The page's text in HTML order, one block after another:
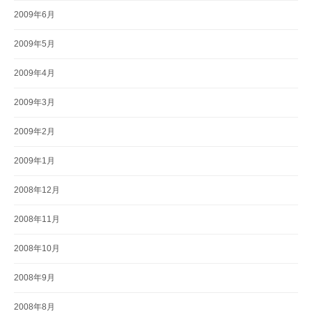
2009年6月
2009年5月
2009年4月
2009年3月
2009年2月
2009年1月
2008年12月
2008年11月
2008年10月
2008年9月
2008年8月